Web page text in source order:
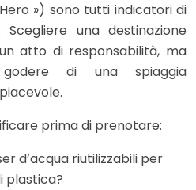
») sono tutti indicatori di
una destinazione
atto di responsabilità, ma
di una spiaggia
prima di prenotare:
d’acqua riutilizzabili per
plastica?